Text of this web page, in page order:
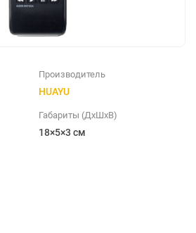
Производитель
HUAYU
Габариты (ДхШхВ)
18×5×3 см